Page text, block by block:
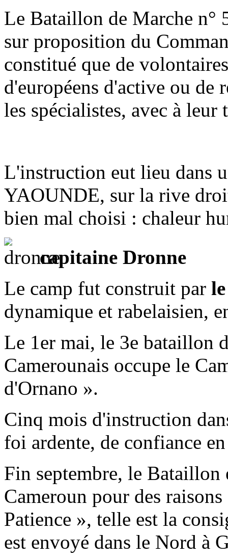
Le Bataillon de Marche n°
sur proposition du
constitué que de
d'européens d'active ou de
les spécialistes, avec à
L'instruction eut lieu dans
YAOUNDE, sur la rive
bien mal choisi : chaleur
capitaine Dronne
Le camp fut construit par
dynamique et rabelaisien,
Le 1er mai, le 3e bataillon
Camerounais occupe le
d'Ornano ».
Cinq mois d'instruction
foi ardente, de confiance
Fin septembre, le Bataillon
Cameroun pour des
Patience », telle est la
est envoyé dans le Nord à